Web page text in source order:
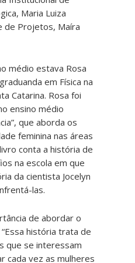
Maria Luiza
de Projetos, Maíra
médio estava Rosa
em Física na
Catarina. Rosa foi
ensino médio
que aborda os
feminina nas áreas
conta a história de
na escola em que
da cientista Jocelyn
las.
de abordar o
história trata de
que se interessam
cada vez as mulheres